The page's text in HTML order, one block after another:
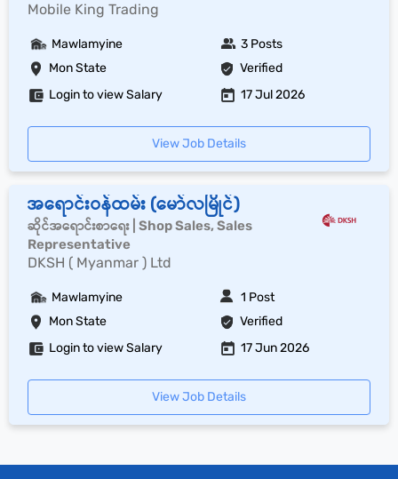
Mobile King Trading
Mon State Verified
Mawlamyine 3 Posts
Login to view Salary 17 Jul 2026
View Job Details
အရောင်းဝန်ထမ်း (မော်လမြိုင်)
ဆိုင်အရောင်းစာရေး | Shop Sales, Sales
Representative
DKSH ( Myanmar ) Ltd
Mon State Verified
Mawlamyine 1 Post
Login to view Salary 17 Jun 2026
View Job Details